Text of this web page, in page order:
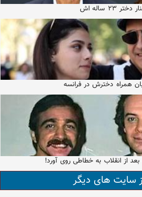
همراه دخترش در فرانسه
از انقلاب به خطاطی روی آورد!
سایت های دیگر